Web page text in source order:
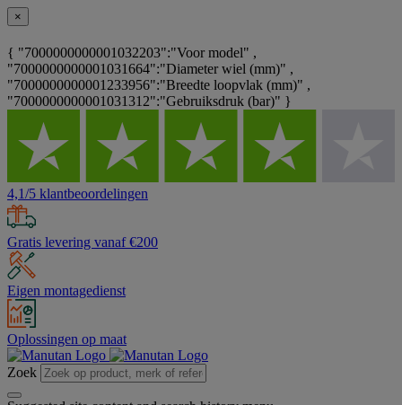
×
{ "7000000000001032203":"Voor model" ,
"7000000000001031664":"Diameter wiel (mm)" ,
"7000000000001233956":"Breedte loopvlak (mm)" ,
"7000000000001031312":"Gebruiksdruk (bar)" }
4,1/5 klantbeoordelingen
Gratis levering vanaf €200
Eigen montagedienst
Oplossingen op maat
Zoek